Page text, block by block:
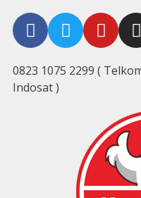
0823 1075 2299 (
Indosat )